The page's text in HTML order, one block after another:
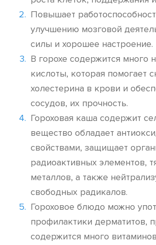
Повышает
улучшению мозговой
силы и хорошее настроение.
В горохе содержится много
кислоты, которая помогает
холестерина в крови и
сосудов, их прочность.
Гороховая каша содержит
вещество обладает
свойствами, защищает
радиоактивных элементов,
металлов, а также
свободных радикалов.
Гороховое блюдо можно
профилактики дерматитов,
содержится много